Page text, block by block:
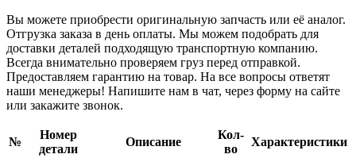
Вы можете приобрести оригинальную запчасть или её аналог.
Отгрузка заказа в день оплаты. Мы можем подобрать для
доставки деталей подходящую транспортную компанию.
Всегда внимательно проверяем груз перед отправкой.
Предоставляем гарантию на товар. На все вопросы ответят
наши менеджеры! Напишите нам в чат, через форму на сайте
или закажите звонок.
№
Номер
детали
Описание
Кол-
во
Характеристики